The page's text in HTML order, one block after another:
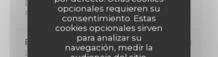
opcionales requieren su
consentimiento. Estas
cookies opcionales sirven
para analizar su
navegación, medir la
Personnel tres accueillant, de tres bon conseil
avec une cuisine formidable !
Eric
2026-08-02
- 12:15 - Invitados 2